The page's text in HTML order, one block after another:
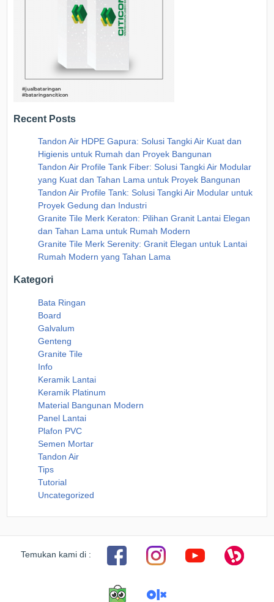
Recent Posts
Tandon Air HDPE Gapura: Solusi Tangki Air Kuat dan
Higienis untuk Rumah dan Proyek Bangunan
Tandon Air Profile Tank Fiber: Solusi Tangki Air Modular
yang Kuat dan Tahan Lama untuk Proyek Bangunan
Tandon Air Profile Tank: Solusi Tangki Air Modular untuk
Proyek Gedung dan Industri
Granite Tile Merk Keraton: Pilihan Granit Lantai Elegan
dan Tahan Lama untuk Rumah Modern
Granite Tile Merk Serenity: Granit Elegan untuk Lantai
Rumah Modern yang Tahan Lama
Kategori
Bata Ringan
Board
Galvalum
Genteng
Granite Tile
Info
Keramik Lantai
Keramik Platinum
Material Bangunan Modern
Panel Lantai
Plafon PVC
Semen Mortar
Tandon Air
Tips
Tutorial
Uncategorized
Temukan kami di :